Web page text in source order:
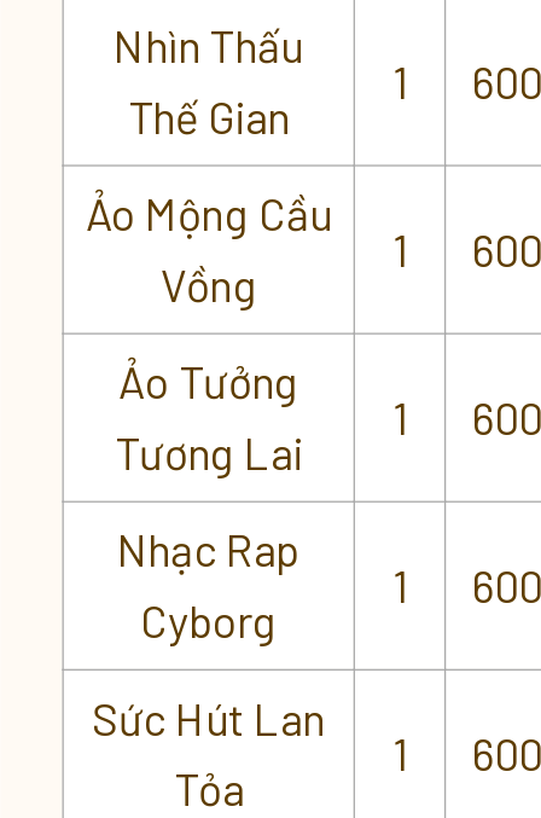
Nhìn Thấu
Thế Gian
1
Ảo Mộng Cầu
Vồng
1
Ảo Tưởng
Tương Lai
1
Nhạc Rap
Cyborg
1
Sức Hút Lan
Tỏa
1